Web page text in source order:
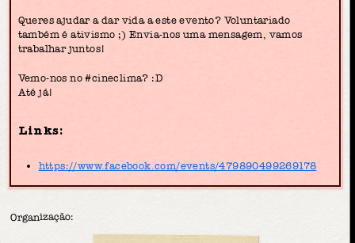
Queres ajudar a dar vida a este evento? Voluntariado
também é ativismo ;) Envia-nos uma mensagem, vamos
trabalhar juntos!
Vemo-nos no #cineclima? :D
Até já!
Links:
https://www.facebook.com/events/479890499269178
Organização: